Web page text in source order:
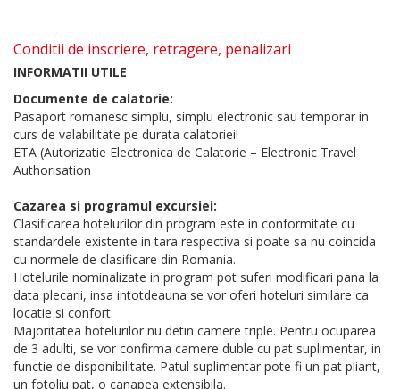
Conditii de inscriere, retragere, penalizari
INFORMATII UTILE
Documente de calatorie:
Pasaport romanesc simplu, simplu electronic sau temporar in
curs de valabilitate pe durata calatoriei!
ETA (Autorizatie Electronica de Calatorie – Electronic Travel
Authorisation
Cazarea si programul excursiei:
Clasificarea hotelurilor din program este in conformitate cu
standardele existente in tara respectiva si poate sa nu coincida
cu normele de clasificare din Romania.
Hotelurile nominalizate in program pot suferi modificari pana la
data plecarii, insa intotdeauna se vor oferi hoteluri similare ca
locatie si confort.
Majoritatea hotelurilor nu detin camere triple. Pentru ocuparea
de 3 adulti, se vor confirma camere duble cu pat suplimentar, in
functie de disponibilitate. Patul suplimentar pote fi un pat pliant,
un fotoliu pat, o canapea extensibila.